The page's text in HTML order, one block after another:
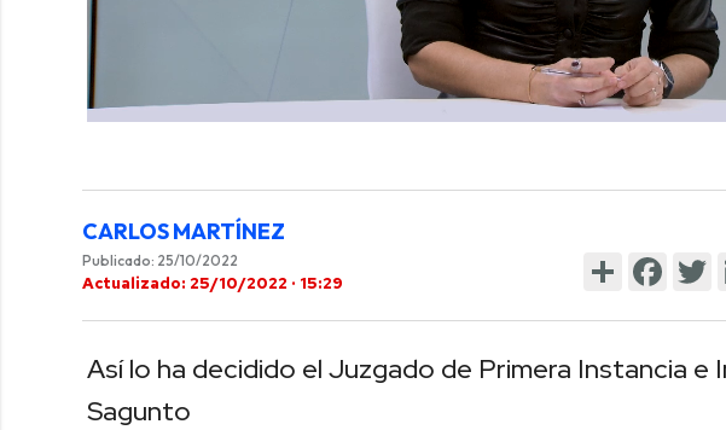
0
secondsVolume
CARLOS MARTÍNEZ
Publicado: 25/10/2022
Actualizado: 25/10/2022 · 15:29
Share
Así lo ha decidido el Juzgado de Primera Instancia e
Sagunto